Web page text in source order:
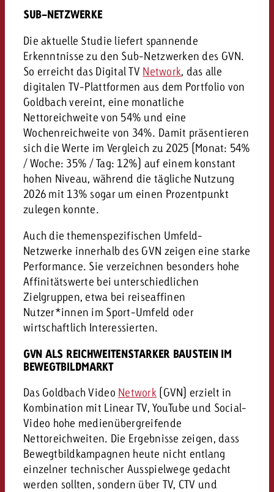
SUB-NETZWERKE
Die aktuelle Studie liefert spannende
Erkenntnisse zu den Sub-Netzwerken des GVN.
So erreicht das Digital TV Network, das alle
digitalen TV-Plattformen aus dem Portfolio von
Goldbach vereint, eine monatliche
Nettoreichweite von 54% und eine
Wochenreichweite von 34%. Damit präsentieren
sich die Werte im Vergleich zu 2025 (Monat: 54%
/ Woche: 35% / Tag: 12%) auf einem konstant
hohen Niveau, während die tägliche Nutzung
2026 mit 13% sogar um einen Prozentpunkt
zulegen konnte.
Auch die themenspezifischen Umfeld-
Netzwerke innerhalb des GVN zeigen eine starke
Performance. Sie verzeichnen besonders hohe
Affinitätswerte bei unterschiedlichen
Zielgruppen, etwa bei reiseaffinen
Nutzer*innen im Sport-Umfeld oder
wirtschaftlich Interessierten.
GVN ALS REICHWEITENSTARKER BAUSTEIN IM
BEWEGTBILDMARKT
Das Goldbach Video Network (GVN) erzielt in
Kombination mit Linear TV, YouTube und Social-
Video hohe medienübergreifende
Nettoreichweiten. Die Ergebnisse zeigen, dass
Bewegtbildkampagnen heute nicht entlang
einzelner technischer Ausspielwege gedacht
werden sollten, sondern über TV, CTV und